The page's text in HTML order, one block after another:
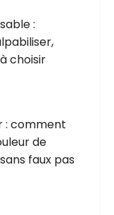
:
choisir
: comment
de
faux pas